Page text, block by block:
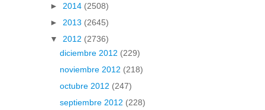
► 2014 (2508)
► 2013 (2645)
▼ 2012 (2736)
diciembre 2012 (229)
noviembre 2012 (218)
octubre 2012 (247)
septiembre 2012 (228)